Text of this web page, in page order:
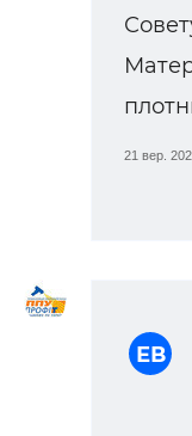
21 вер.
ЕВ